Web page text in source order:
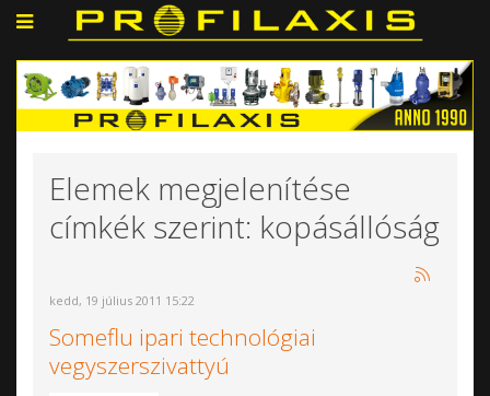
Elemek megjelenítése
címkék szerint: kopásállóság
kedd, 19 július 2011 15:22
Someflu ipari technológiai
vegyszerszivattyú